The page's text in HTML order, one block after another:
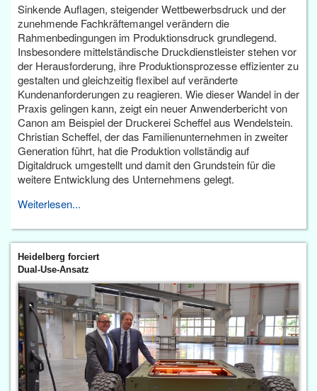
Sinkende Auflagen, steigender Wettbewerbsdruck und der
zunehmende Fachkräftemangel verändern die
Rahmenbedingungen im Produktionsdruck grundlegend.
Insbesondere mittelständische Druckdienstleister stehen vor
der Herausforderung, ihre Produktionsprozesse effizienter zu
gestalten und gleichzeitig flexibel auf veränderte
Kundenanforderungen zu reagieren. Wie dieser Wandel in der
Praxis gelingen kann, zeigt ein neuer Anwenderbericht von
Canon am Beispiel der Druckerei Scheffel aus Wendelstein.
Christian Scheffel, der das Familienunternehmen in zweiter
Generation führt, hat die Produktion vollständig auf
Digitaldruck umgestellt und damit den Grundstein für die
weitere Entwicklung des Unternehmens gelegt.
Weiterlesen...
Heidelberg forciert
Dual-Use-Ansatz